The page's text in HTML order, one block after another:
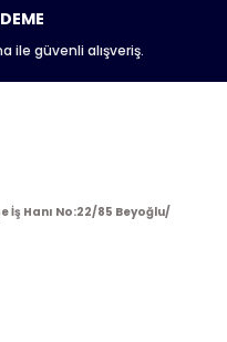
ile güvenli alışveriş.
İş Hanı No:22/85 Beyoğlu/